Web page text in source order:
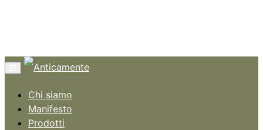
Menù
Chi siamo
Manifesto
Prodotti